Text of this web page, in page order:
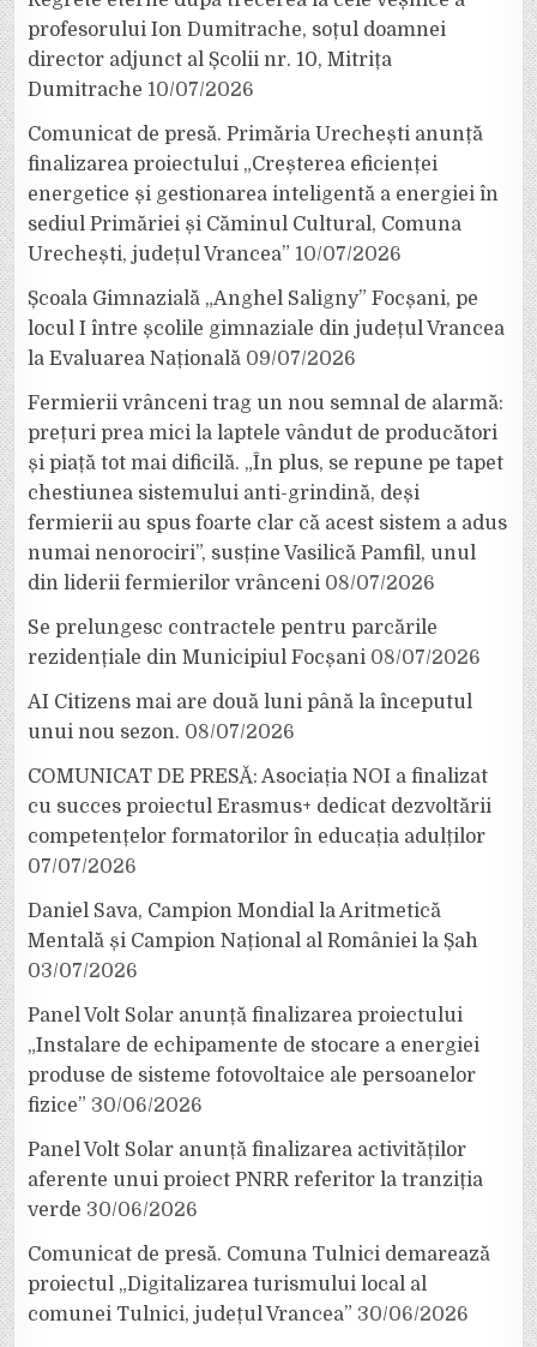
profesorului Ion Dumitrache, soțul doamnei
director adjunct al Școlii nr. 10, Mitrița
Dumitrache 10/07/2026
Comunicat de presă. Primăria Urechești anunță
finalizarea proiectului „Creșterea eficienței
energetice și gestionarea inteligentă a energiei în
sediul Primăriei și Căminul Cultural, Comuna
Urechești, județul Vrancea” 10/07/2026
Școala Gimnazială „Anghel Saligny” Focșani, pe
locul I între școlile gimnaziale din județul Vrancea
la Evaluarea Națională 09/07/2026
Fermierii vrânceni trag un nou semnal de alarmă:
prețuri prea mici la laptele vândut de producători
și piață tot mai dificilă. „În plus, se repune pe tapet
chestiunea sistemului anti-grindină, deși
fermierii au spus foarte clar că acest sistem a adus
numai nenorociri”, susține Vasilică Pamfil, unul
din liderii fermierilor vrânceni 08/07/2026
Se prelungesc contractele pentru parcările
rezidențiale din Municipiul Focșani 08/07/2026
AI Citizens mai are două luni până la începutul
unui nou sezon. 08/07/2026
COMUNICAT DE PRESĂ: Asociația NOI a finalizat
cu succes proiectul Erasmus+ dedicat dezvoltării
competențelor formatorilor în educația adulților
07/07/2026
Daniel Sava, Campion Mondial la Aritmetică
Mentală și Campion Național al României la Șah
03/07/2026
Panel Volt Solar anunță finalizarea proiectului
„Instalare de echipamente de stocare a energiei
produse de sisteme fotovoltaice ale persoanelor
fizice” 30/06/2026
Panel Volt Solar anunță finalizarea activităților
aferente unui proiect PNRR referitor la tranziția
verde 30/06/2026
Comunicat de presă. Comuna Tulnici demarează
proiectul „Digitalizarea turismului local al
comunei Tulnici, județul Vrancea” 30/06/2026